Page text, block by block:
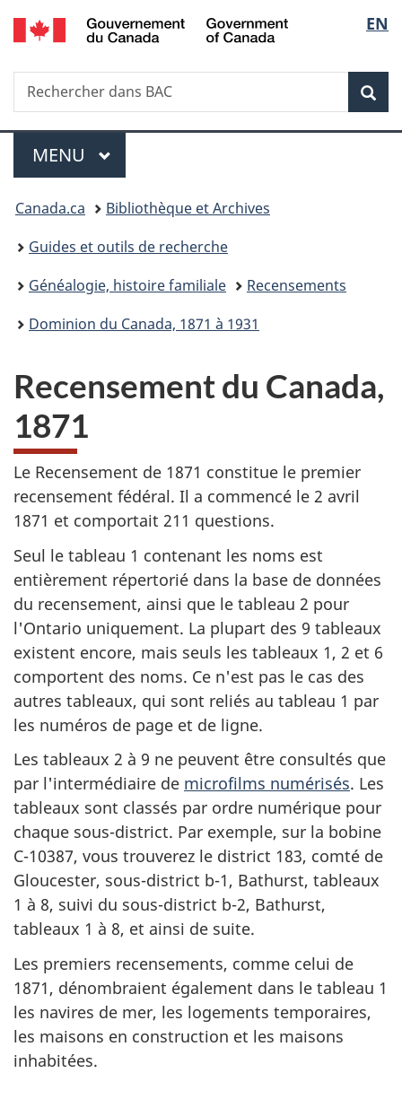
Passer
au
Passer
à
du
Passer
à
simplifiée
de
la
EN
Recherche
Rechercher
dans
Menu
MENU PRINCIPAL
Vous
êtes
ici :
Canada.ca
Bibliothèque et Archives
Guides et outils de recherche
Généalogie, histoire familiale
Recensements
Dominion du Canada, 1871 à 1931
Recensement du Canada,
1871
Le Recensement de 1871 constitue le premier
recensement fédéral. Il a commencé le 2 avril
1871 et comportait 211 questions.
Seul le tableau 1 contenant les noms est
entièrement répertorié dans la base de données
du recensement, ainsi que le tableau 2 pour
l'Ontario uniquement. La plupart des 9 tableaux
existent encore, mais seuls les tableaux 1, 2 et 6
comportent des noms. Ce n'est pas le cas des
autres tableaux, qui sont reliés au tableau 1 par
les numéros de page et de ligne.
Les tableaux 2 à 9 ne peuvent être consultés que
par l'intermédiaire de microfilms numérisés. Les
tableaux sont classés par ordre numérique pour
chaque sous-district. Par exemple, sur la bobine
C-10387, vous trouverez le district 183, comté de
Gloucester, sous-district b-1, Bathurst, tableaux
1 à 8, suivi du sous-district b-2, Bathurst,
tableaux 1 à 8, et ainsi de suite.
Les premiers recensements, comme celui de
1871, dénombraient également dans le tableau 1
les navires de mer, les logements temporaires,
les maisons en construction et les maisons
inhabitées.